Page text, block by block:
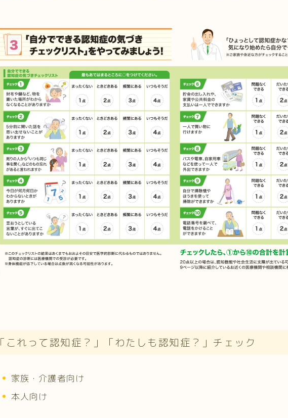
「これって認知症？」「わたしも認知症？」チェック
家族・介護者向け
本人向け